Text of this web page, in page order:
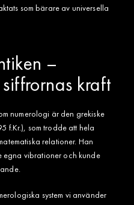
som bärare av universella
–
kraft
numerologi är den grekiske
f.Kr.), som trodde att hela
relationer. Han
egna vibrationer och kunde
system vi använder